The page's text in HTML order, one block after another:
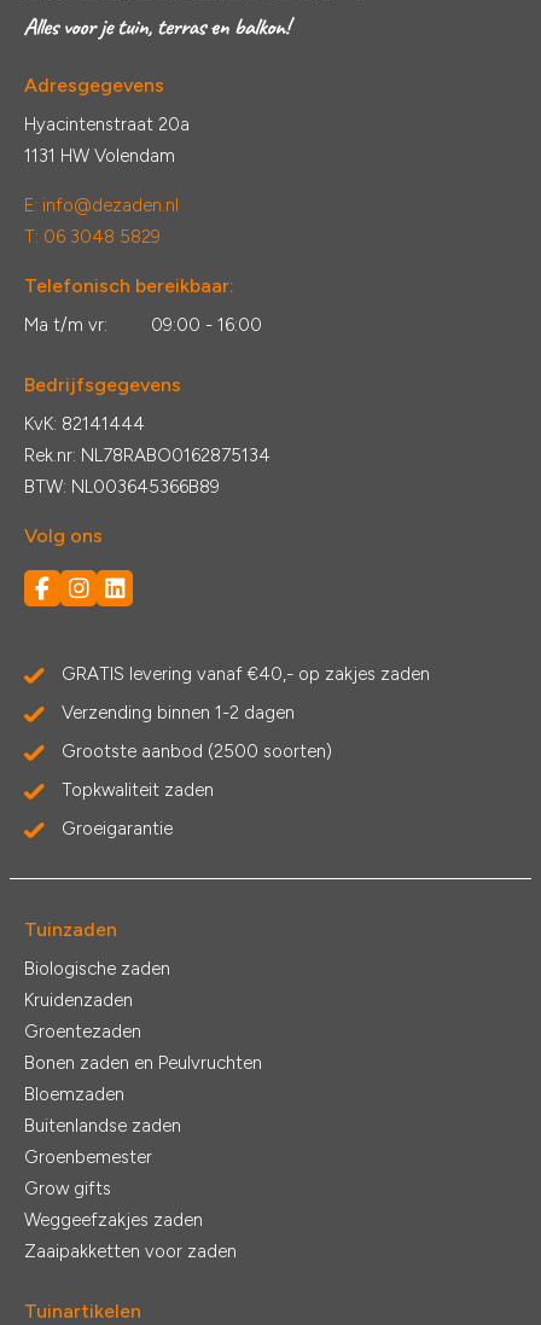
Adresgegevens
Hyacintenstraat 20a
1131 HW Volendam
E: info@dezaden.nl
T: 06 3048 5829
Telefonisch bereikbaar:
Ma t/m vr: 09:00 - 16:00
Bedrijfsgegevens
KvK: 82141444
Rek.nr: NL78RABO0162875134
BTW: NL003645366B89
Volg ons
GRATIS levering vanaf €40,- op zakjes zaden
Verzending binnen 1-2 dagen
Grootste aanbod (2500 soorten)
Topkwaliteit zaden
Groeigarantie
Tuinzaden
Biologische zaden
Kruidenzaden
Groentezaden
Bonen zaden en Peulvruchten
Bloemzaden
Buitenlandse zaden
Groenbemester
Grow gifts
Weggeefzakjes zaden
Zaaipakketten voor zaden
Tuinartikelen